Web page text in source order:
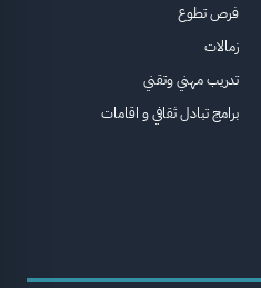
فرص تطوع
زمالات
تدريب مهني وتقني
برامج تبادل ثقافي و اقامات